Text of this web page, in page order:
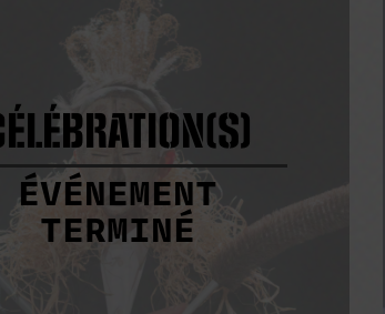
ÉVÉNEMENT
TERMINÉ